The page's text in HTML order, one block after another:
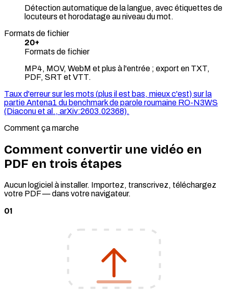
Détection automatique de la langue, avec étiquettes de
locuteurs et horodatage au niveau du mot.
Formats de fichier
20+
Formats de fichier
MP4, MOV, WebM et plus à l'entrée ; export en TXT,
PDF, SRT et VTT.
Taux d'erreur sur les mots (plus il est bas, mieux c'est) sur la
partie Antena1 du benchmark de parole roumaine RO-N3WS
(Diaconu et al., arXiv:2603.02368).
Comment ça marche
Comment convertir une vidéo en
PDF en trois étapes
Aucun logiciel à installer. Importez, transcrivez, téléchargez
votre PDF — dans votre navigateur.
01